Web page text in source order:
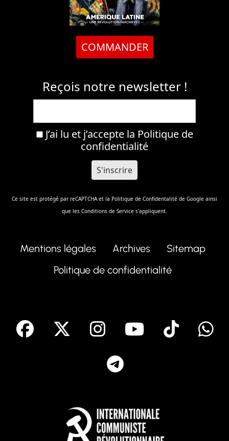
COMMANDER
Reçois notre newsletter !
J’ai lu et j’accepte la Politique de
confidentialité
Ce site est protégé par reCAPTCHA et la Politique de Confidentalité de Google ainsi
que les Conditions de Service s'appliquent.
Mentions légales Archives
Sitemap
Politique de confidentialité
facebook Instagram
Youtube
Tik